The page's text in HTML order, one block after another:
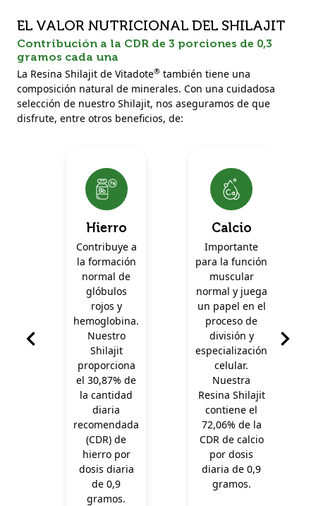
EL VALOR NUTRICIONAL DEL SHILAJIT
Contribución a la CDR de 3 porciones de 0,3
gramos cada una
La Resina Shilajit de Vitadote® también tiene una
composición natural de minerales. Con una cuidadosa
selección de nuestro Shilajit, nos aseguramos de que
disfrute, entre otros beneficios, de:
Hierro
Contribuye a
la formación
normal de
glóbulos
rojos y
hemoglobina.
Nuestro
Shilajit
proporciona
el 30,87% de
la cantidad
diaria
recomendada
(CDR) de
hierro por
dosis diaria
de 0,9
gramos.
Calcio
Importante
para la función
muscular
normal y juega
un papel en el
proceso de
división y
especialización
celular.
Nuestra
Resina Shilajit
contiene el
72,06% de la
CDR de calcio
por dosis
diaria de 0,9
gramos.